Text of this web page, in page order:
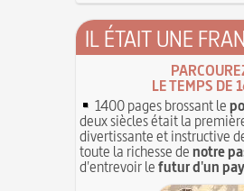
IL ÉTAIT UNE
LE TEMPS DE
1400 pages brossant le
deux siècles était la
divertissante et instructive
toute la richesse denotre
d'entrevoir lefutur d'un